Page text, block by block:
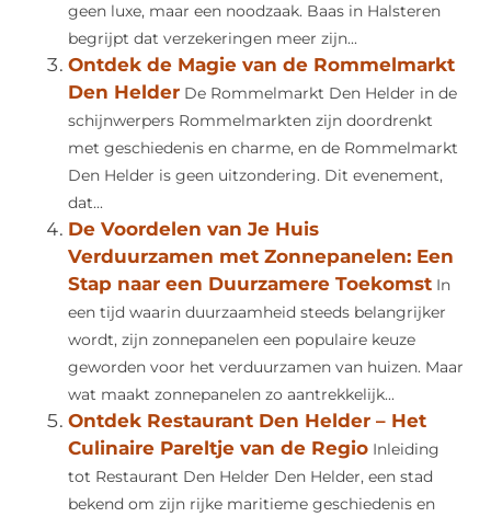
geen luxe, maar een noodzaak. Baas in Halsteren
begrijpt dat verzekeringen meer zijn...
Ontdek de Magie van de Rommelmarkt
Den Helder De Rommelmarkt Den Helder in de
schijnwerpers Rommelmarkten zijn doordrenkt
met geschiedenis en charme, en de Rommelmarkt
Den Helder is geen uitzondering. Dit evenement,
dat...
De Voordelen van Je Huis
Verduurzamen met Zonnepanelen: Een
Stap naar een Duurzamere Toekomst In
een tijd waarin duurzaamheid steeds belangrijker
wordt, zijn zonnepanelen een populaire keuze
geworden voor het verduurzamen van huizen. Maar
wat maakt zonnepanelen zo aantrekkelijk...
Ontdek Restaurant Den Helder – Het
Culinaire Pareltje van de Regio Inleiding
tot Restaurant Den Helder Den Helder, een stad
bekend om zijn rijke maritieme geschiedenis en